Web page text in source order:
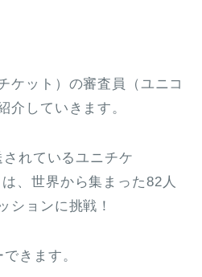
ケット）の審査員（ユニコ
介していきます。
れているユニチケ
、世界から集まった82人
ションに挑戦！
きます。